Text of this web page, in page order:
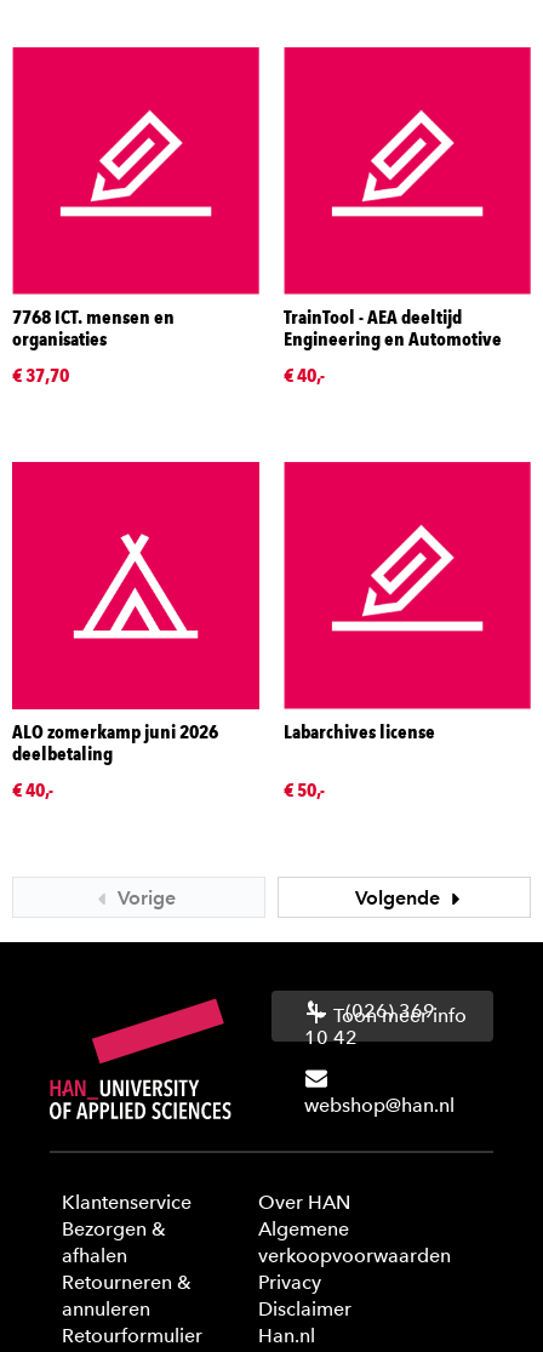
7768 ICT. mensen en
organisaties
€ 37,70
TrainTool - AEA deeltijd
Engineering en Automotive
€ 40,-
ALO zomerkamp juni 2026
deelbetaling
€ 40,-
Labarchives license
€ 50,-
Vorige Volgende
(026) 369
10 42
webshop@han.nl
Toon meer info
Klantenservice
Bezorgen &
afhalen
Retourneren &
annuleren
Retourformulier
Over HAN
Algemene
verkoopvoorwaarden
Privacy
Disclaimer
Han.nl